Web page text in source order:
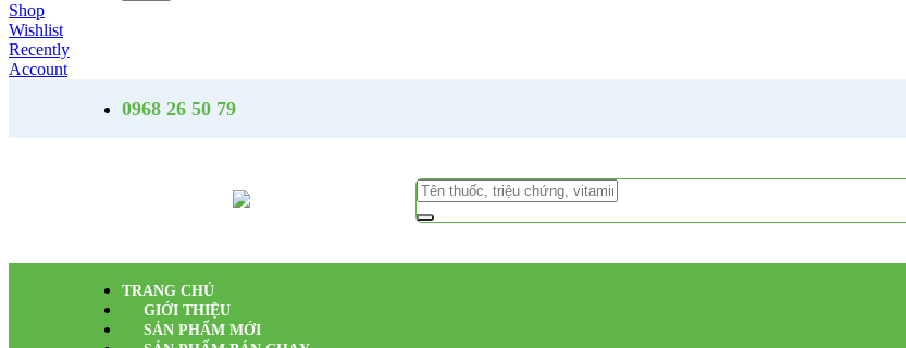
Shop
Wishlist
Recently
Account
0968 26 50 79
TRANG CHỦ
GIỚI THIỆU
SẢN PHẨM MỚI